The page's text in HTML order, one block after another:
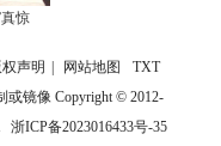
惊
声明 网站地图
TXT
镜像 Copyright © 2012-
浙ICP备2023016433号-35